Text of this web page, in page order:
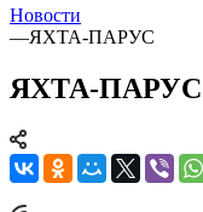
Новости
—ЯХТА-ПАРУС
ЯХТА-ПАРУС